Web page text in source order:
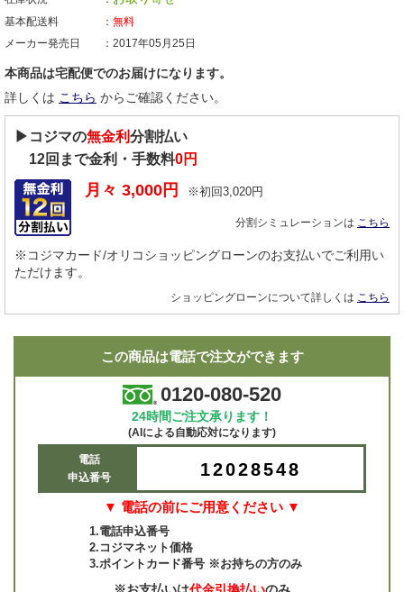
基本配送料
無料
メーカー発売日
2017年05月25日
本商品は宅配便でのお届けになります。
詳しくは こちら からご確認ください。
▶コジマの無金利分割払い
12回まで金利・手数料0円
月々 3,000 円 ※初回3,020円
分割シミュレーションは こちら
※コジマカード/オリコショッピングローンのお支払いでご利用い
ただけます。
ショッピングローンについて詳しくは こちら
この商品は電話で注文ができます
0120-080-520
24時間ご注文承ります！
(AIによる自動応対になります)
電話
申込番号
12028548
▼ 電話の前にご用意ください ▼
1.電話申込番号
2.コジマネット価格
3.ポイントカード番号 ※お持ちの方のみ